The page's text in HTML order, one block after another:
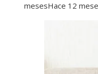
mesesHace 12